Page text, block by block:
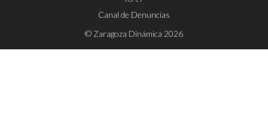
Canal de Denuncias
© Zaragoza Dinámica 2026